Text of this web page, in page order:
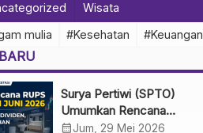
Wisata
mulia #Kesehatan #Keuangan
Surya Pertiwi (SPTO)
Umumkan Rencana
RUPS Tahunan Juni 2026,
calendar_monthJum, 29 Mei 2026